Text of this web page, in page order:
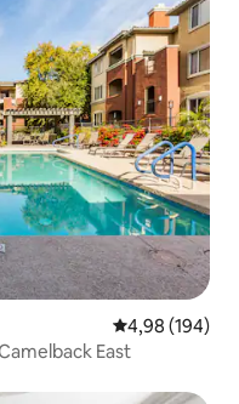
4,98 ud af 5 i
4,98 (194)
East